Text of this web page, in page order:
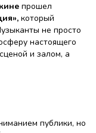
прошел
который
не просто
настоящего
и залом, а
публики, но